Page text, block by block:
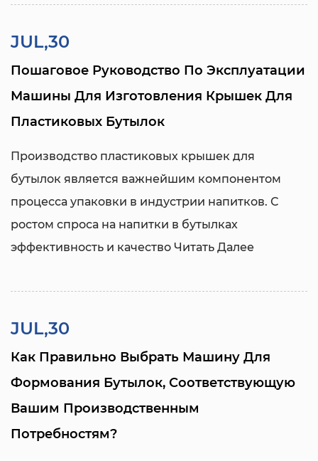
JUL,30
Пошаговое Руководство По Эксплуатации
Машины Для Изготовления Крышек Для
Пластиковых Бутылок
Производство пластиковых крышек для
бутылок является важнейшим компонентом
процесса упаковки в индустрии напитков. С
ростом спроса на напитки в бутылках
эффективность и качество Читать Далее
JUL,30
Как Правильно Выбрать Машину Для
Формования Бутылок, Соответствующую
Вашим Производственным
Потребностям?